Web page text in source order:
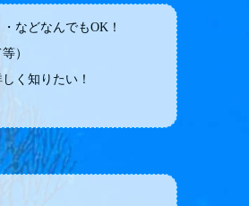
などなんでもOK！
）
く知りたい！